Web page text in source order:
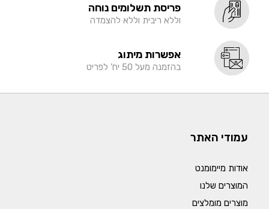
פריסת תשלומים נוחה
וללא ריבית וללא להצמדה
אפשרות מיתוג
בהזמנה מעל 50 יח' לפריט
עמודי האתר
אודות מיימומנט
המוצרים שלנו
מוצרים מומלצים